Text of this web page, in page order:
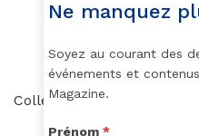
Collection
Collection Etam Ethnic
Ne manquez
Soyez au courant des
événements et
Magazine.
Prénom *